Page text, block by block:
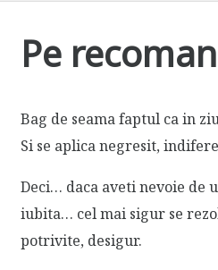
Pe
Bag de seama faptul ca in
Si se aplica negresit,
Deci… daca aveti nevoie de
iubita… cel mai sigur se
potrivite, desigur.